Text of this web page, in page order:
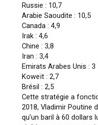
Russie : 10,7
Arabie Saoudite : 10,5
Canada : 4,9
Irak : 4,6
Chine : 3,8
Iran : 3,4
Emirats Arabes Unis : 3
Koweït : 2,7
Brésil : 2,5
Cette stratégie a
2018, Vladimir Poutine
qu’un baril à 60 dollars